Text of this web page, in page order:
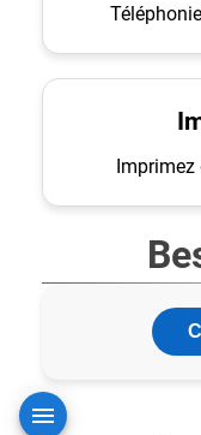
Imprimez